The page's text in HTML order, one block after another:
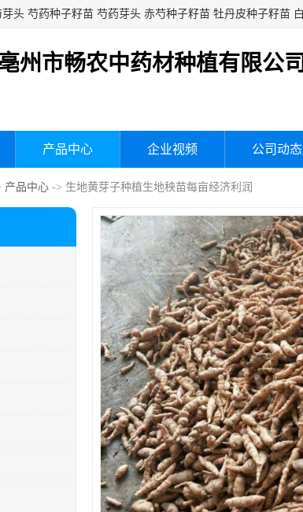
州市畅农中药材种植有限公司
产品中心 企业视频 公司动态
产品中心 -> 生地黄芽子种植生地秧苗每亩经济利润